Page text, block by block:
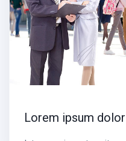
Lorem ipsum